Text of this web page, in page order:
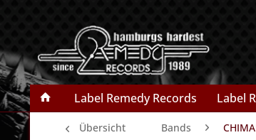
Label Remedy Records Label
Übersicht Bands